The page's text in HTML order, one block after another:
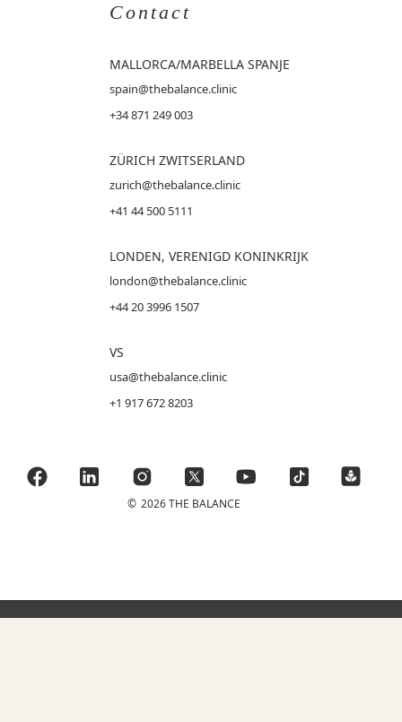
Contact
MALLORCA/MARBELLA SPANJE
spain@thebalance.clinic
+34 871 249 003
ZÜRICH ZWITSERLAND
zurich@thebalance.clinic
+41 44 500 5111
LONDEN, VERENIGD KONINKRIJK
london@thebalance.clinic
+44 20 3996 1507
VS
usa@thebalance.clinic
+1 917 672 8203
© 2026 THE BALANCE